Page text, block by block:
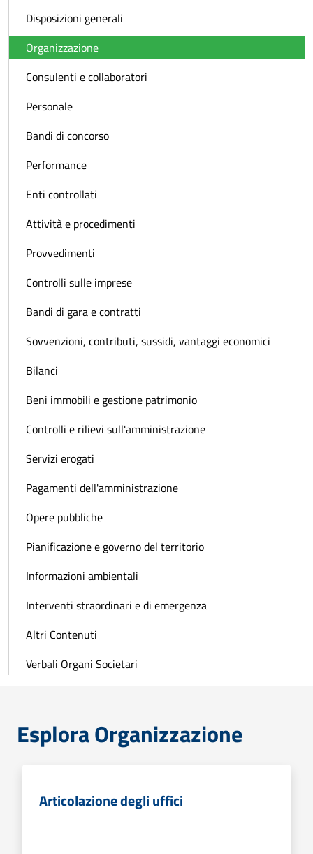
Disposizioni generali
Organizzazione
Consulenti e collaboratori
Personale
Bandi di concorso
Performance
Enti controllati
Attività e procedimenti
Provvedimenti
Controlli sulle imprese
Bandi di gara e contratti
Sovvenzioni, contributi, sussidi, vantaggi economici
Bilanci
Beni immobili e gestione patrimonio
Controlli e rilievi sull'amministrazione
Servizi erogati
Pagamenti dell'amministrazione
Opere pubbliche
Pianificazione e governo del territorio
Informazioni ambientali
Interventi straordinari e di emergenza
Altri Contenuti
Verbali Organi Societari
Esplora Organizzazione
Articolazione degli uffici